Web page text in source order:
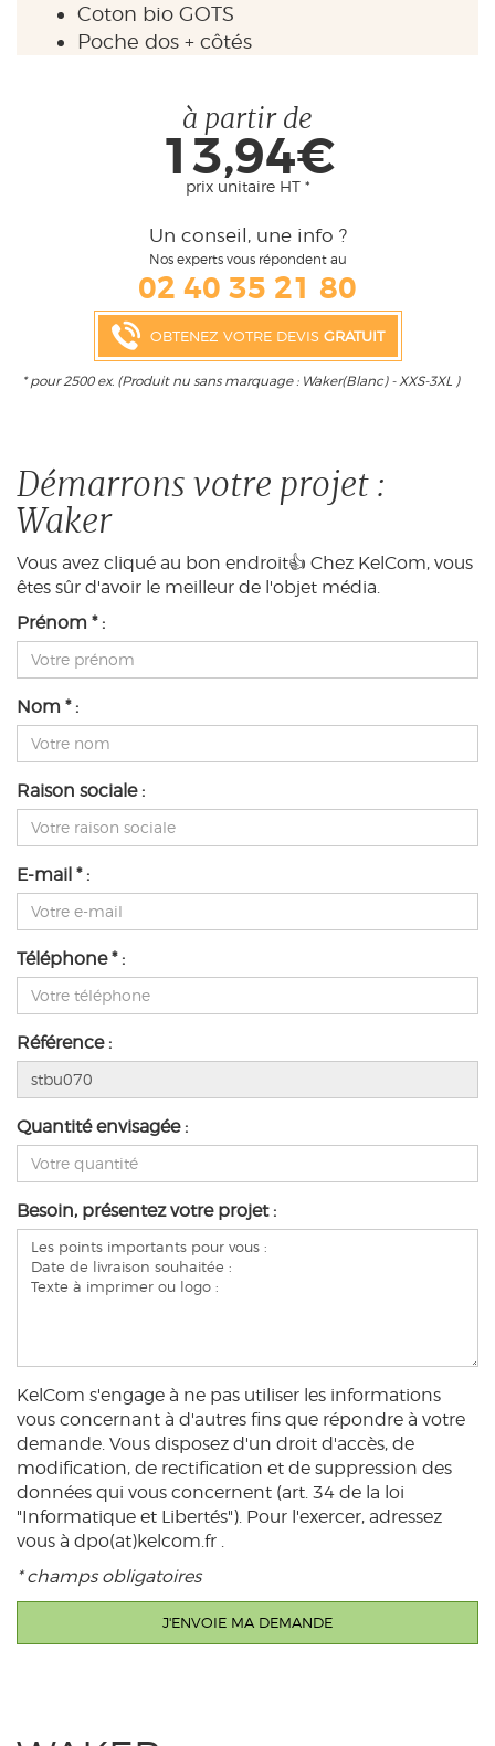
Coton bio GOTS
Poche dos + côtés
à partir de
13,94€
prix unitaire HT *
Un conseil, une info ?
Nos experts vous répondent au
02 40 35 21 80
OBTENEZ VOTRE DEVIS GRATUIT
* pour 2500 ex. (Produit nu sans marquage : Waker(Blanc) - XXS-3XL )
Démarrons votre projet :
Waker
Vous avez cliqué au bon endroit👍 Chez KelCom, vous
êtes sûr d'avoir le meilleur de l'objet média.
Prénom * :
Nom * :
Raison sociale :
E-mail * :
Téléphone * :
Référence :
Quantité envisagée :
Besoin, présentez votre projet :
KelCom s'engage à ne pas utiliser les informations
vous concernant à d'autres fins que répondre à votre
demande. Vous disposez d'un droit d'accès, de
modification, de rectification et de suppression des
données qui vous concernent (art. 34 de la loi
"Informatique et Libertés"). Pour l'exercer, adressez
vous à dpo(at)kelcom.fr .
* champs obligatoires